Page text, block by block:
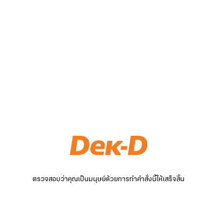
ตรวจสอบว่าคุณเป็นมนุษย์ด้วยการทำคำสั่งนี้ให้เสร็จสิ้น